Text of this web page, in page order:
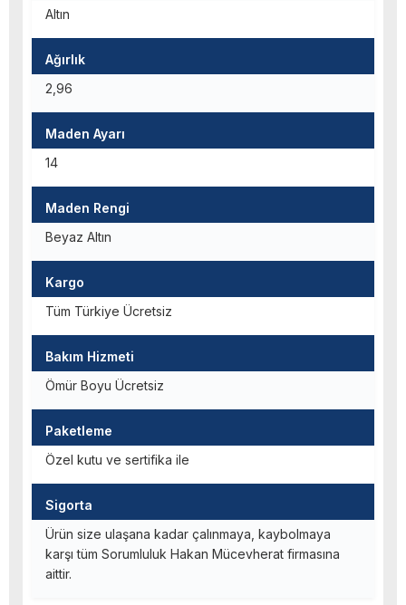
Altın
Ağırlık
2,96
Maden Ayarı
14
Maden Rengi
Beyaz Altın
Kargo
Tüm Türkiye Ücretsiz
Bakım Hizmeti
Ömür Boyu Ücretsiz
Paketleme
Özel kutu ve sertifika ile
Sigorta
Ürün size ulaşana kadar çalınmaya, kaybolmaya
karşı tüm Sorumluluk Hakan Mücevherat firmasına
aittir.